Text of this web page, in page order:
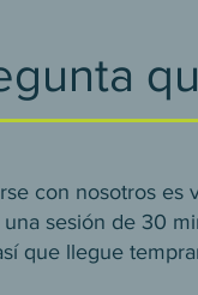
con nosotros es
sesión de 30
que llegue